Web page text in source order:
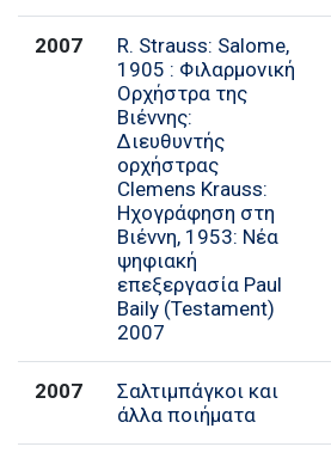
2007
R. Strauss: Salome,
1905 : Φιλαρμονική
Ορχήστρα της
Βιέννης:
Διευθυντής
ορχήστρας
Clemens Krauss:
Ηχογράφηση στη
Βιέννη, 1953: Νέα
ψηφιακή
επεξεργασία Paul
Baily (Testament)
2007
2007
Σαλτιμπάγκοι και
άλλα ποιήματα